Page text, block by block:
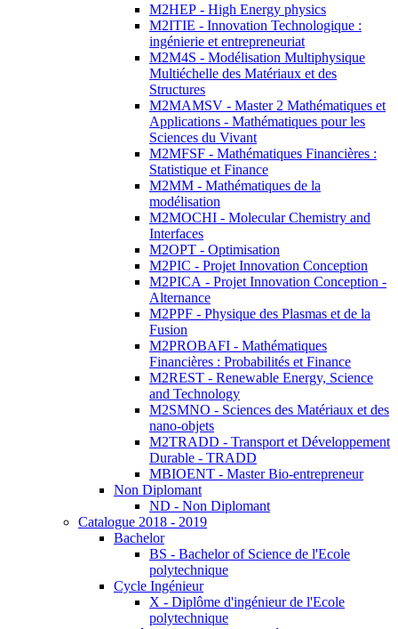
M2HEP - High Energy physics
M2ITIE - Innovation Technologique :
ingénierie et entrepreneuriat
M2M4S - Modélisation Multiphysique
Multiéchelle des Matériaux et des
Structures
M2MAMSV - Master 2 Mathématiques et
Applications - Mathématiques pour les
Sciences du Vivant
M2MFSF - Mathématiques Financières :
Statistique et Finance
M2MM - Mathématiques de la
modélisation
M2MOCHI - Molecular Chemistry and
Interfaces
M2OPT - Optimisation
M2PIC - Projet Innovation Conception
M2PICA - Projet Innovation Conception -
Alternance
M2PPF - Physique des Plasmas et de la
Fusion
M2PROBAFI - Mathématiques
Financières : Probabilités et Finance
M2REST - Renewable Energy, Science
and Technology
M2SMNO - Sciences des Matériaux et des
nano-objets
M2TRADD - Transport et Développement
Durable - TRADD
MBIOENT - Master Bio-entrepreneur
Non Diplomant
ND - Non Diplomant
Catalogue 2018 - 2019
Bachelor
BS - Bachelor of Science de l'Ecole
polytechnique
Cycle Ingénieur
X - Diplôme d'ingénieur de l'Ecole
polytechnique